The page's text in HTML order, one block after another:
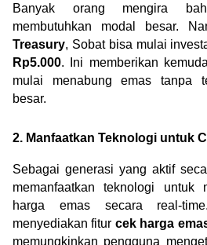
Banyak orang mengira
membutuhkan modal besar.
Treasury
Rp5.000. Ini memberikan
mulai menabung emas tanpa
besar.
2. Manfaatkan Teknologi untuk
Sebagai generasi yang aktif
memanfaatkan teknologi untuk
harga emas secara real-
menyediakan fitur cek harga
memungkinkan pengguna